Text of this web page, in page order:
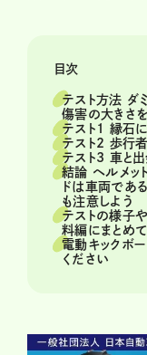
目次
テスト方法 ダ
傷害の大きさ
テスト1 縁石
テスト2 歩行
テスト3 車と
結論 ヘルメッ
ドは車両であ
も注意しよう
テストの様子
料編にまとめ
電動キックボ
ください